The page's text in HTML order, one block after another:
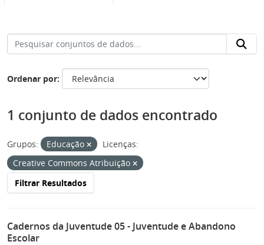
Ordenar por
1 conjunto de dados encontrado
Grupos: Educação
Licenças:
Creative Commons Atribuição
Filtrar Resultados
Cadernos da Juventude 05 - Juventude e Abandono
Escolar